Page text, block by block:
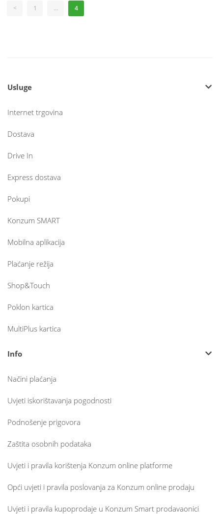
< 1 ... 4
Usluge
Internet trgovina
Dostava
Drive In
Express dostava
Pokupi
Konzum SMART
Mobilna aplikacija
Plaćanje režija
Shop&Touch
Poklon kartica
MultiPlus kartica
Info
Načini plaćanja
Uvjeti iskorištavanja pogodnosti
Podnošenje prigovora
Zaštita osobnih podataka
Uvjeti i pravila korištenja Konzum online platforme
Opći uvjeti i pravila poslovanja za Konzum online prodaju
Uvjeti i pravila kupoprodaje u Konzum Smart prodavaonici